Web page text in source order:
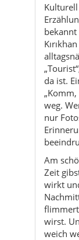
da ist.
„Komm,
weg.
nur
Am
Zeit
wirkt
wirst.
weich
nach
du nur
ein
nicht